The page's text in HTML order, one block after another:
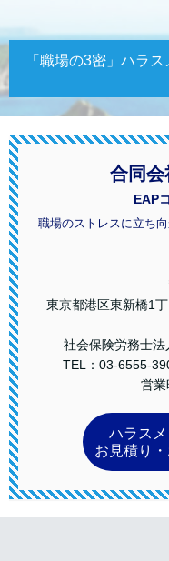
「職場の3密」ハラ
合同会
EAP
職場のストレスに立ち
東京都港区東新橋1
社会保険労務士
TEL：03-6555-
営
ハラスメ
お見積り